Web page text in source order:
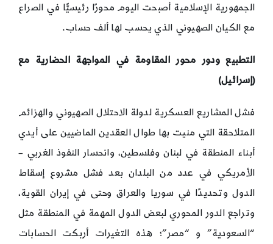
الجمهورية الإسلامية أصبحت اليوم محورًا رئيسيًّا في الصراع
مع الكيان الصهيوني الذي يحسب لها ألف حساب.
التطبيع ودور محور المقاومة في المواجهة الحضارية مع
(إسرائيل)
فشل المشاريع العسكرية لدولة الاحتلال الصهيوني والهزائم
المتلاحقة التي منيت بها طوال العقدين الماضيين على أيدي
أبناء المنطقة في لبنان وفلسطين، وانحسار النفوذ الغربي –
الأمريكي في عدد من البلدان بعد فشل مشروع إسقاط
الدول وتحديدًا في سوريا والعراق وحتى في إيران القوية،
وتراجع الدور المحوري لبعض الدول المهمة في المنطقة مثل
“السعودية” و “مصر”؛ هذه التغيرات أربكت الحسابات